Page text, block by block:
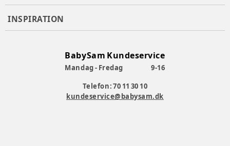
INSPIRATION
BabySam Kundeservice
Mandag - Fredag
9-16
Telefon: 70 11 30 10
kundeservice@babysam.dk